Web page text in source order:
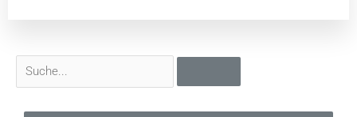
Suche